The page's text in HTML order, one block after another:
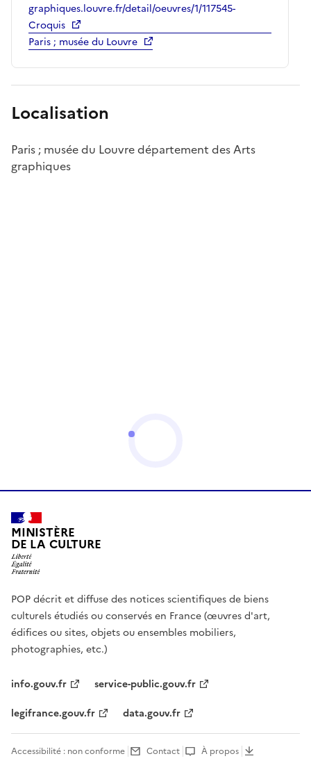
graphiques.louvre.fr/detail/oeuvres/1/117545-
Croquis
Paris ; musée du Louvre
Localisation
Paris ; musée du Louvre département des Arts
graphiques
MINISTÈRE
DE LA CULTURE
POP décrit et diffuse des notices scientifiques de biens
culturels étudiés ou conservés en France (œuvres d'art,
édifices ou sites, objets ou ensembles mobiliers,
photographies, etc.)
info.gouv.fr
service-public.gouv.fr
legifrance.gouv.fr
data.gouv.fr
Accessibilité : non conforme Contact À propos